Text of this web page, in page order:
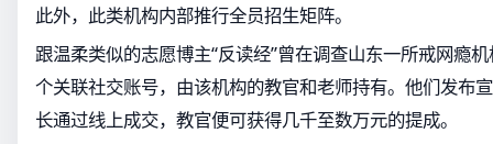
此外，此类机构内部推行全员招生矩阵。
跟温柔类似的志愿博主“反读经”曾在调查山东一所戒网瘾
个关联社交账号，由该机构的教官和老师持有。他们发布
长通过线上成交，教官便可获得几千至数万元的提成。